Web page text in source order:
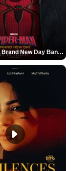
Spider-Man: Brand New Day Bande-annonce VO STFR